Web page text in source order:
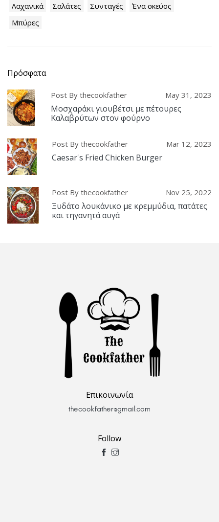
Λαχανικά Σαλάτες Συνταγές
Ένα σκεύος
Μπύρες
Πρόσφατα
Post By thecookfather May 31, 2023
Μοσχαράκι γιουβέτσι με πέτουρες
Καλαβρύτων στον φούρνο
Post By thecookfather Mar 12, 2023
Caesar's Fried Chicken Burger
Post By thecookfather Nov 25, 2022
Ξυδάτο λουκάνικο με κρεμμύδια, πατάτες
και τηγανητά αυγά
Επικοινωνία
thecookfather@gmail.com
Follow